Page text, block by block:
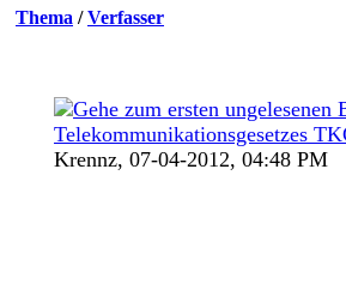
Thema /Verfasser
Telekommunikationsgesetzes
Krennz, 07-04-2012, 04:48 PM